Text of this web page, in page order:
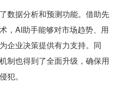
数据分析和预测功能。借助先
，AI助手能够对市场趋势、用
企业决策提供有力支持。同
制也得到了全面升级，确保用
犯。